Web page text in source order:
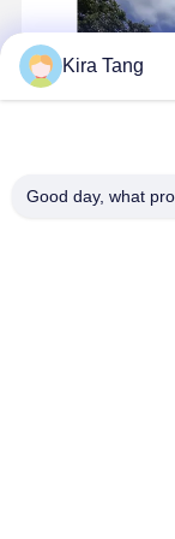
Autoklaf Baja
Kira Tang
Good day, what